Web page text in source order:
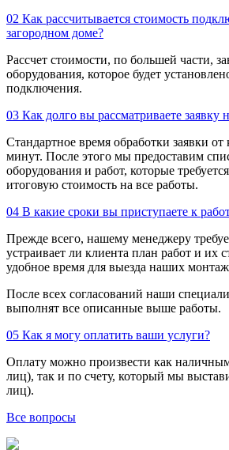
02 Как рассчитывается стоимость
загородном доме?
Рассчет стоимости, по большей части,
оборудования, которое будет
подключения.
03 Как долго вы рассматриваете заявку
Стандартное время обработки заявки от
минут. После этого мы предоставим
оборудования и работ, которые
итоговую стоимость на все работы.
04 В какие сроки вы приступаете к
Прежде всего, нашему менеджеру
устраивает ли клиента план работ и их
удобное время для выезда наших
После всех согласований наши
выполнят все описанные выше работы.
05 Как я могу оплатить ваши услуги?
Оплату можно произвести как
лиц), так и по счету, который мы
лиц).
Все вопросы